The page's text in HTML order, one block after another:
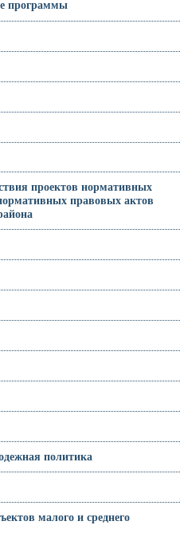
программы
проектов нормативных
правовых актов
политика
малого и среднего